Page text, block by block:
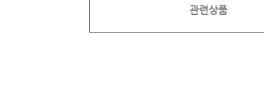
관련상품